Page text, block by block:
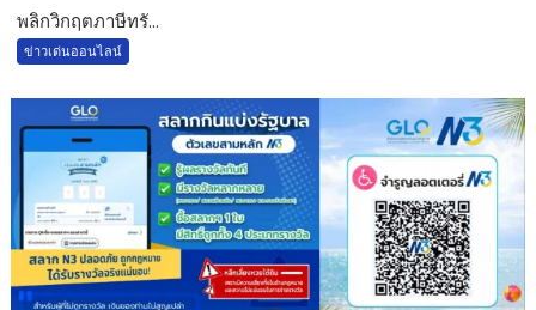
พลิกวิกฤตภาษีทรั...
ข่าวเด่นออนไลน์